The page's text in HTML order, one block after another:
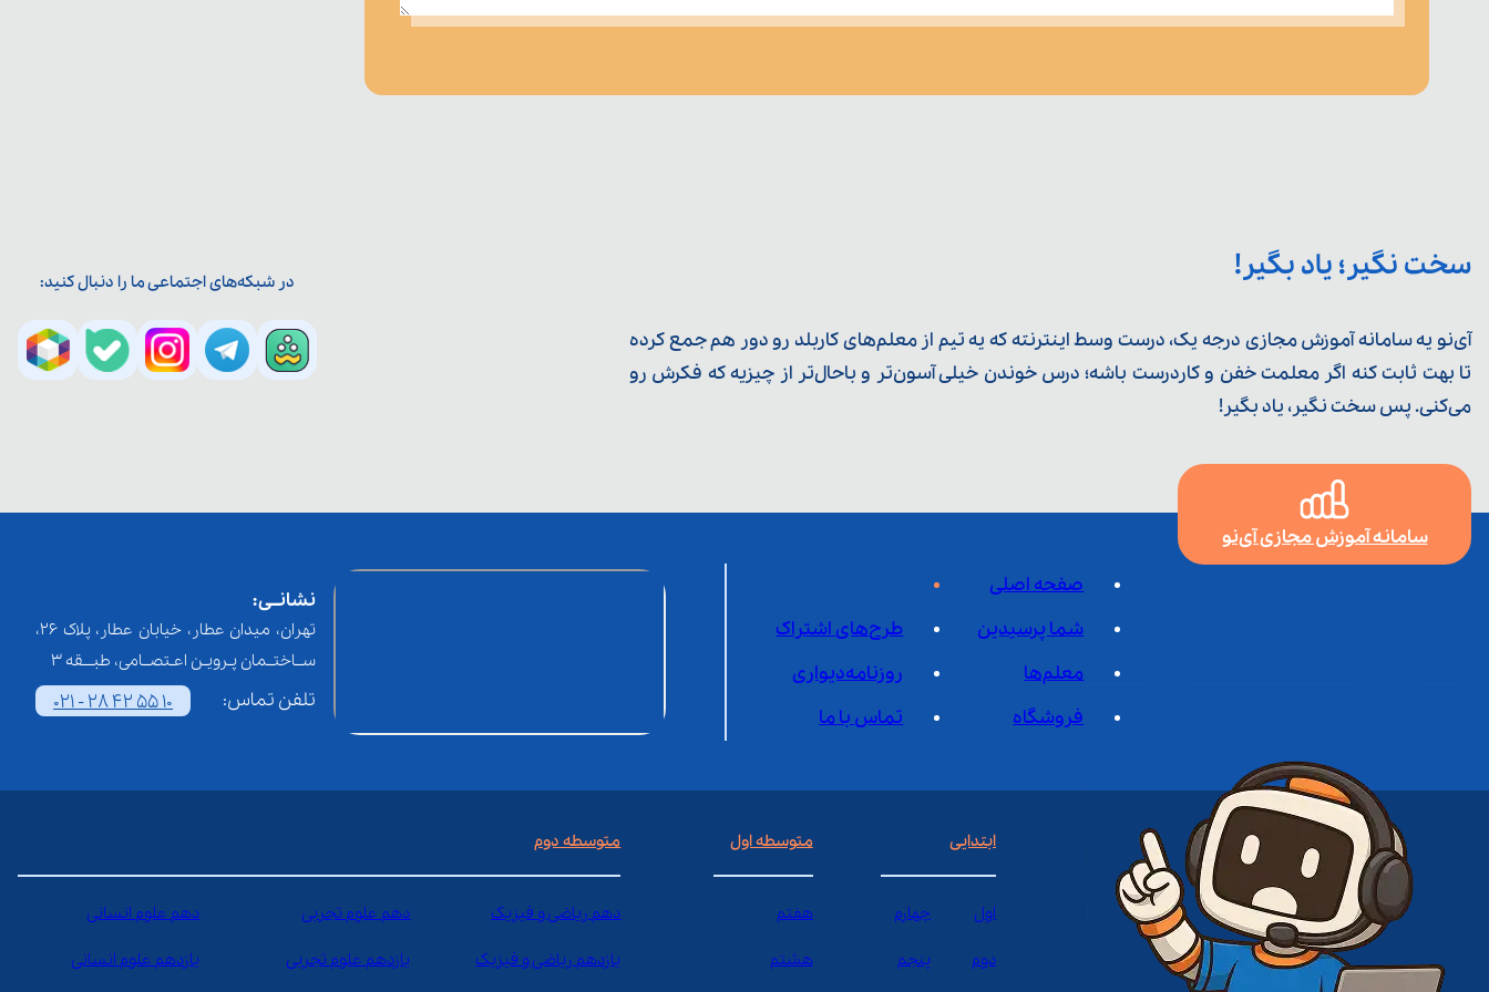
سخت نگیر؛ یاد بگیر!
آی‌نو یه سامانه آموزش مجازی درجه یک، درست وسط اینترنته که یه تیم از معلم‌‌های کاربلد رو دور هم جمع کرده
تا بهت ثابت کنه اگر معلمت خفن و کاردرست باشه؛ درس خوندن خیلی آسون‌تر و باحال‌تر از چیزیه که فکرش رو
می‌کنی. پس سخت نگیر، یاد بگیر!
در شبکه‌های اجتماعی ما را دنبال کنید:
سامانه آموزش مجازی آی‌نو
صفحه اصلی
شما پرسیدین
طرح‌های اشتراک
معلم‌ها
روزنامه‌دیواری
فروشگاه
تماس با ما
نشانــی:
تهران، میدان عطار، خیابان عطار، پلاک 26،
ســاختــمان پـرویـن اعـتصــامی، طبـــقه 3
تلفن تماس: 021 - 28 42 55 10
ابتدایی
اول چهارم
دوم پنجم
متوسطه اول
هفتم
هشتم
متوسطه دوم
دهم ریاضی و فیزیک دهم علوم تجربی دهم علوم انسانی
یازدهم ریاضی و فیزیک یازدهم علوم تجربی یازدهم علوم انسانی